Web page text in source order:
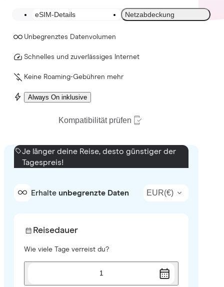
eSIM-Details Netzabdeckung
Unbegrenztes Datenvolumen
Schnelles und zuverlässiges Internet
Keine Roaming-Gebühren mehr
Always On inklusive
Kompatibilität prüfen
Je länger deine Reise, desto günstiger der
Tagespreis!
Erhalte unbegrenzte Daten EUR(€)
Reisedauer
Wie viele Tage verreist du?
1